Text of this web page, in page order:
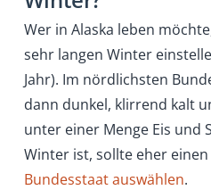
Wer in Alaska leben
sehr langen Winter
Jahr). Im nördlichsten
dann dunkel, klirrend kalt
unter einer Menge Eis und
Winter ist, sollte eher
Bundesstaat auswählen.